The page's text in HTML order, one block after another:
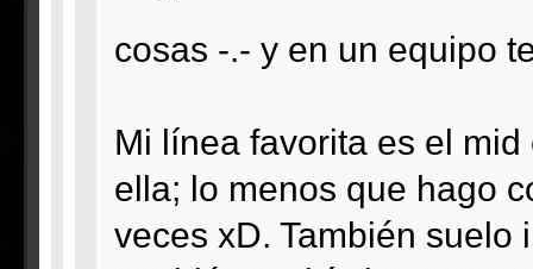
cosas -.- y en un equipo
Mi línea favorita es el
ella; lo menos que hago
veces xD. También suelo